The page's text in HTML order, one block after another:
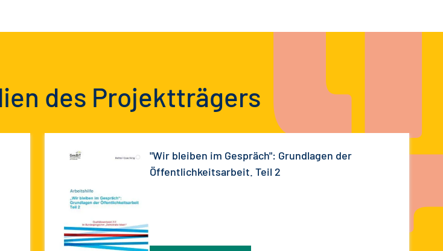
des Projektträgers
"Wir bleiben im Gespräch": Grundlagen der
Öffentlichkeitsarbeit. Teil 2